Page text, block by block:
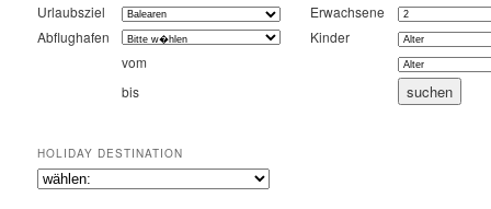
Urlaubsziel
Erwachsene
Abflughafen
Kinder
vom
bis
HOLIDAY DESTINATION